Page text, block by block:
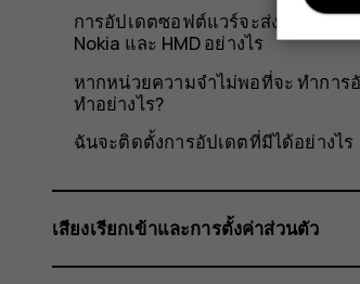
การอัปเดตซอฟต์แวร์จะส่งไปยังสม
Nokia และ HMD อย่างไร
หากหน่วยความจำไม่พอที่จะ ทำการ
ทำอย่างไร?
ฉันจะติดตั้งการอัปเดตที่มีได้อย่างไร
เสียงเรียกเข้าและการตั้งค่าส่วนตัว